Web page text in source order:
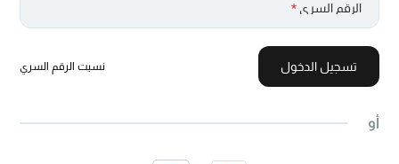
الرقم السري *
تسجيل الدخول نسيت الرقم السري
أو